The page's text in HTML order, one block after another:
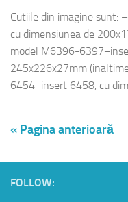
Cutiile din imagine sunt:
cu dimensiunea de
model M6396-
245x226x27mm
6454+insert 6458, cu
« Pagina anterioară
FOLLOW: